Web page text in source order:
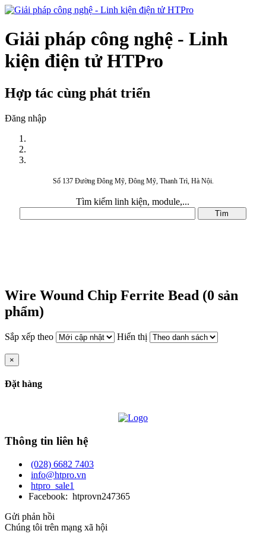
Giải pháp công nghệ - Linh
kiện điện tử HTPro
Hợp tác cùng phát triển
Đăng nhập
Số 137 Đường Đông Mỹ, Đông Mỹ, Thanh Trì, Hà Nội.
Tìm kiếm linh kiện, module,...
Wire Wound Chip Ferrite Bead (0 sản
phẩm)
Sắp xếp theo Hiển thị
×
Đặt hàng
Thông tin liên hệ
(028) 6682 7403
info@htpro.vn
htpro_sale1
Facebook: htprovn247365
Gửi phản hồi
Chúng tôi trên mạng xã hội